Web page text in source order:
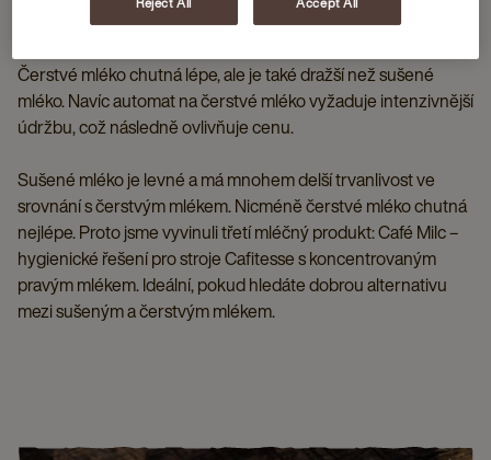
vychutnat. Cappuccino však může být velmi cenově
Čerstvé mléko chutná lépe, ale je také dražší než sušené
mléko. Navíc automat na čerstvé mléko vyžaduje intenzivnější
údržbu, což následně ovlivňuje cenu.
Sušené mléko je levné a má mnohem delší trvanlivost ve
srovnání s čerstvým mlékem. Nicméně čerstvé mléko chutná
nejlépe. Proto jsme vyvinuli třetí mléčný produkt: Café Milc –
hygienické řešení pro stroje Cafitesse s koncentrovaným
pravým mlékem. Ideální, pokud hledáte dobrou alternativu
mezi sušeným a čerstvým mlékem.